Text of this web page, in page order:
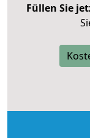
Füllen Sie